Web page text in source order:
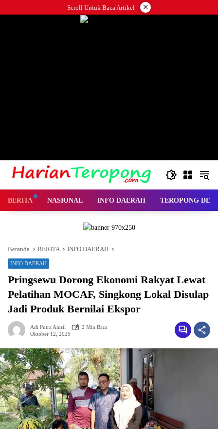
ke
Scroll Untuk Baca Artikel ×
BERITA NASIONAL INFO DAERAH TEROPONG
Beranda BERITA INFO DAERAH
INFO DAERAH
Pringsewu Dorong Ekonomi Rakyat Lewat
Pelatihan MOCAF, Singkong Lokal Disulap
Jadi Produk Bernilai Ekspor
Adi Putra Amril
2 Min Baca
Oktober 12, 2025